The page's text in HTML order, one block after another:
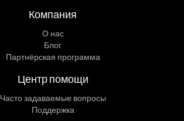
Компания
О нас
Блог
Партнёрская программа
Центр помощи
Часто задаваемые вопросы
Поддержка